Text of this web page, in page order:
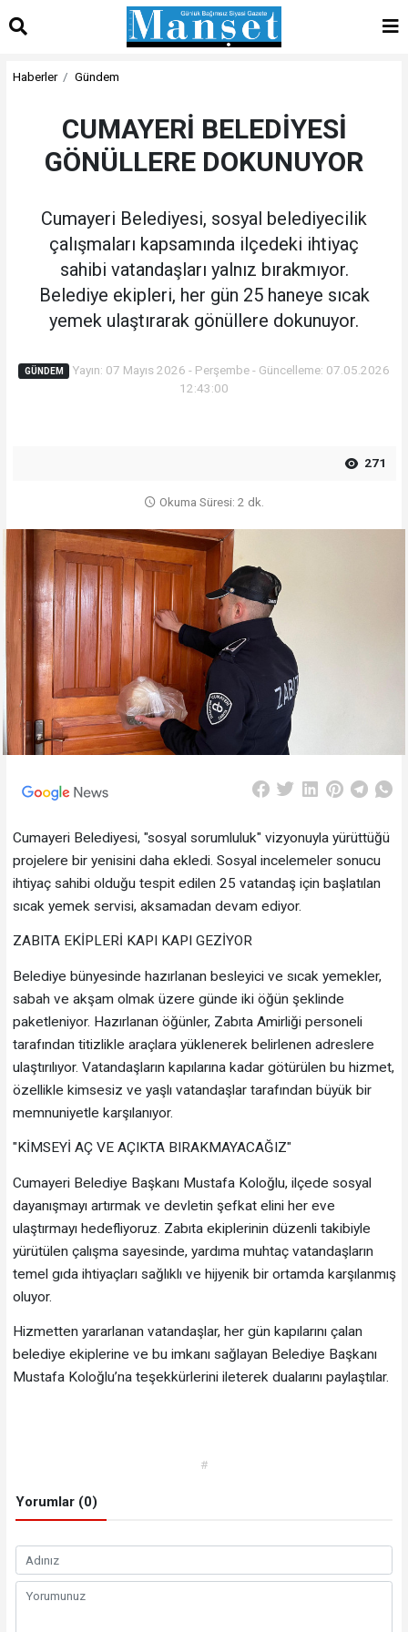
Haberler Gündem
CUMAYERİ BELEDİYESİ
GÖNÜLLERE DOKUNUYOR
Cumayeri Belediyesi, sosyal belediyecilik
çalışmaları kapsamında ilçedeki ihtiyaç
sahibi vatandaşları yalnız bırakmıyor.
Belediye ekipleri, her gün 25 haneye sıcak
yemek ulaştırarak gönüllere dokunuyor.
GÜNDEM
Yayın: 07 Mayıs 2026 - Perşembe - Güncelleme: 07.05.2026
12:43:00
271
Okuma Süresi: 2 dk.
Cumayeri Belediyesi, "sosyal sorumluluk" vizyonuyla yürüttüğü
projelere bir yenisini daha ekledi. Sosyal incelemeler sonucu
ihtiyaç sahibi olduğu tespit edilen 25 vatandaş için başlatılan
sıcak yemek servisi, aksamadan devam ediyor.
ZABITA EKİPLERİ KAPI KAPI GEZİYOR
Belediye bünyesinde hazırlanan besleyici ve sıcak yemekler,
sabah ve akşam olmak üzere günde iki öğün şeklinde
paketleniyor. Hazırlanan öğünler, Zabıta Amirliği personeli
tarafından titizlikle araçlara yüklenerek belirlenen adreslere
ulaştırılıyor. Vatandaşların kapılarına kadar götürülen bu hizmet,
özellikle kimsesiz ve yaşlı vatandaşlar tarafından büyük bir
memnuniyetle karşılanıyor.
"KİMSEYİ AÇ VE AÇIKTA BIRAKMAYACAĞIZ"
Cumayeri Belediye Başkanı Mustafa Koloğlu, ilçede sosyal
dayanışmayı artırmak ve devletin şefkat elini her eve
ulaştırmayı hedefliyoruz. Zabıta ekiplerinin düzenli takibiyle
yürütülen çalışma sayesinde, yardıma muhtaç vatandaşların
temel gıda ihtiyaçları sağlıklı ve hijyenik bir ortamda karşılanmış
oluyor.
Hizmetten yararlanan vatandaşlar, her gün kapılarını çalan
belediye ekiplerine ve bu imkanı sağlayan Belediye Başkanı
Mustafa Koloğlu’na teşekkürlerini ileterek dualarını paylaştılar.
#
Yorumlar (0)